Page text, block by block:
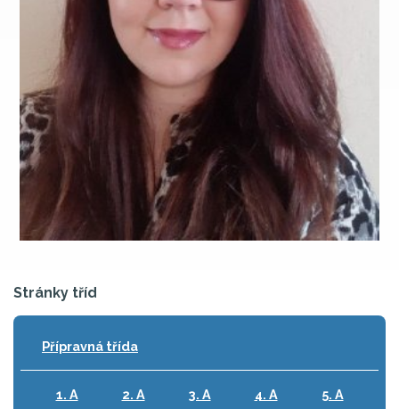
Stránky tříd
Přípravná třída
1. A 2. A 3. A 4. A 5. A